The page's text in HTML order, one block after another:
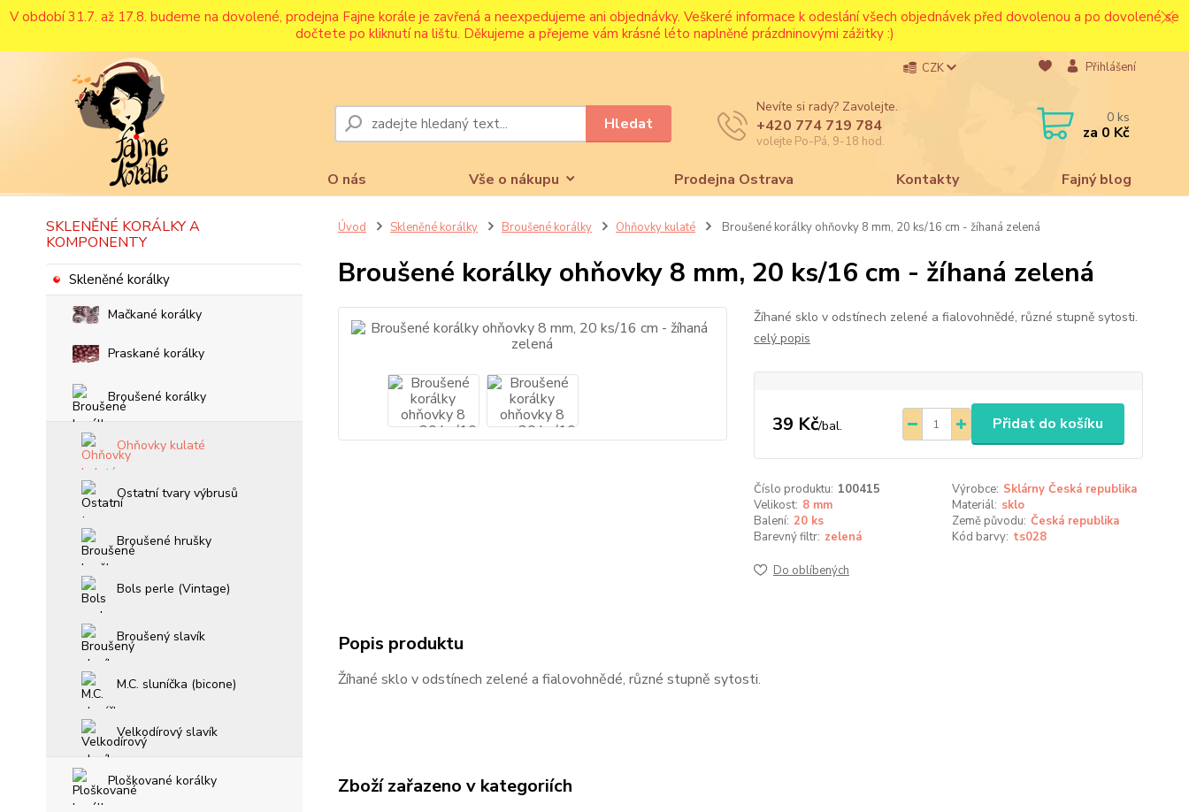
V období 31.7. až 17.8. budeme na dovolené, prodejna Fajne korále je zavřená a neexpedujeme ani objednávky. Veškeré informace k odeslání všech objednávek před dovolenou a po dovolené se
dočtete po kliknutí na lištu. Děkujeme a přejeme vám krásné léto naplněné prázdninovými zážitky :)
O nás Vše o nákupu Prodejna Ostrava Kontakty Fajný blog
CZK Přihlášení
Hledat
Nevíte si rady? Zavolejte.
+420 774 719 784
volejte Po-Pá, 9-18 hod.
0 ks
za 0 Kč
SKLENĚNÉ KORÁLKY A
KOMPONENTY
Skleněné korálky
Mačkané korálky
Praskané korálky
Broušené korálky
Ohňovky kulaté
Ostatní tvary výbrusů
Broušené hrušky
Bols perle (Vintage)
Broušený slavík
M.C. sluníčka (bicone)
Velkodírový slavík
Ploškované korálky
Úvod Skleněné korálky Broušené korálky Ohňovky kulaté Broušené korálky ohňovky 8 mm, 20 ks/16 cm - žíhaná zelená
Broušené korálky ohňovky 8 mm, 20 ks/16 cm - žíhaná zelená
Žíhané sklo v odstínech zelené a fialovohnědé, různé stupně sytosti.
celý popis
39 Kč/bal. Přidat do košíku
Číslo produktu: 100415 Výrobce: Sklárny Česká republika
Velikost: 8 mm Materiál: sklo
Balení: 20 ks Země původu: Česká republika
Barevný filtr: zelená Kód barvy: ts028
Do oblíbených
Popis produktu
Žíhané sklo v odstínech zelené a fialovohnědé, různé stupně sytosti.
Zboží zařazeno v kategoriích